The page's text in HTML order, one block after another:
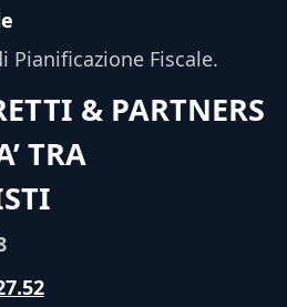
Fiscale.
& PARTNERS
TRA